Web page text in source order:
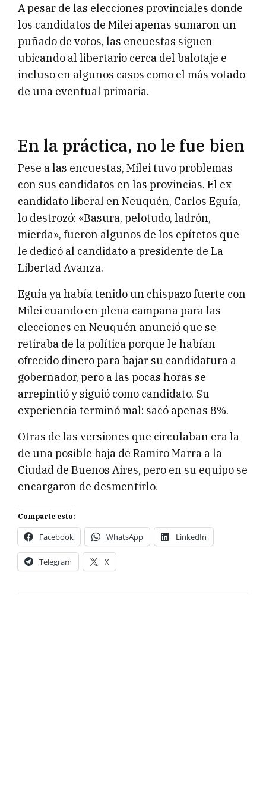
A pesar de las elecciones provinciales donde
los candidatos de Milei apenas sumaron un
puñado de votos, las encuestas siguen
ubicando al libertario cerca del balotaje e
incluso en algunos casos como el más votado
de una eventual primaria.
En la práctica, no le fue bien
Pese a las encuestas, Milei tuvo problemas
con sus candidatos en las provincias. El ex
candidato liberal en Neuquén, Carlos Eguía,
lo destrozó: «Basura, pelotudo, ladrón,
mierda», fueron algunos de los epítetos que
le dedicó al candidato a presidente de La
Libertad Avanza.
Eguía ya había tenido un chispazo fuerte con
Milei cuando en plena campaña para las
elecciones en Neuquén anunció que se
retiraba de la política porque le habían
ofrecido dinero para bajar su candidatura a
gobernador, pero a las pocas horas se
arrepintió y siguió como candidato. Su
experiencia terminó mal: sacó apenas 8%.
Otras de las versiones que circulaban era la
de una posible baja de Ramiro Marra a la
Ciudad de Buenos Aires, pero en su equipo se
encargaron de desmentirlo.
Comparte esto:
Facebook WhatsApp LinkedIn
Telegram X